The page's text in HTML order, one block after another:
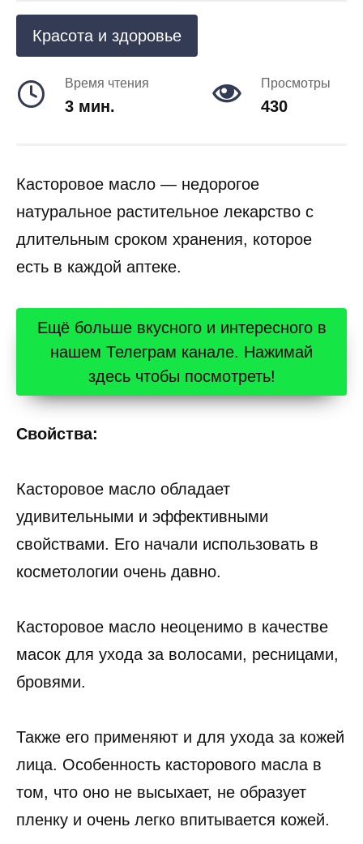
Красота и здоровье
Время чтения
3 мин.
Просмотры
430
Касторовое масло — недорогое
натуральное растительное лекарство с
длительным сроком хранения, которое
есть в каждой аптеке.
Ещё больше вкусного и интересного в
нашем Телеграм канале. Нажимай
здесь чтобы посмотреть!
Свойства:
Касторовое масло обладает
удивительными и эффективными
свойствами. Его начали использовать в
косметологии очень давно.
Касторовое масло неоценимо в качестве
масок для ухода за волосами, ресницами,
бровями.
Также его применяют и для ухода за кожей
лица. Особенность касторового масла в
том, что оно не высыхает, не образует
пленку и очень легко впитывается кожей.